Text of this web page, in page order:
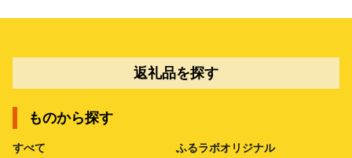
返礼品を探す
ものから探す
すべて ふるラボオリジナル